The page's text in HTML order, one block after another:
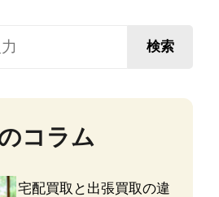
検索
コラム
宅配買取と出張買取の違